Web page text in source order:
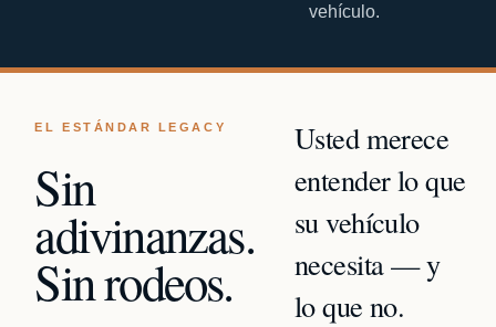
vehículo.
EL ESTÁNDAR LEGACY
Sin
adivinanzas.
Sin rodeos.
Usted merece
entender lo que
su vehículo
necesita — y
lo que no.